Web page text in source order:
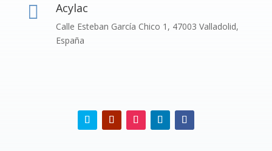
 Acylac
Calle Esteban García Chico 1, 47003 Valladolid,
España